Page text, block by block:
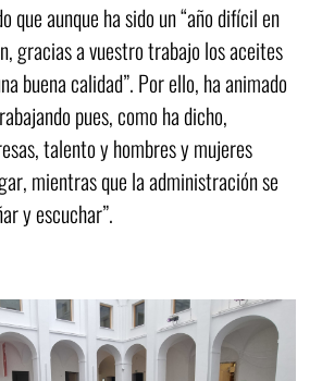
que aunque ha sido un “año difícil en
gracias a vuestro trabajo los aceites
buena calidad”. Por ello, ha animado
pues, como ha dicho,
talento y hombres y mujeres
mientras que la administración se
y escuchar”.